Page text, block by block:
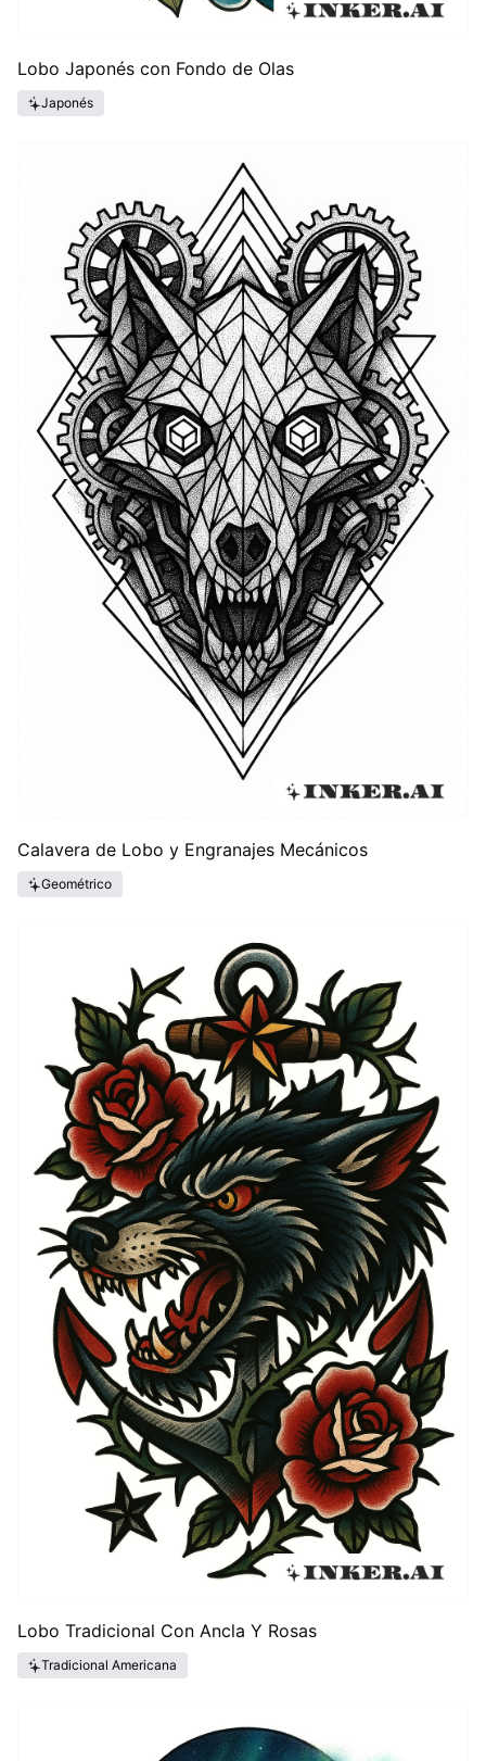
Lobo Japonés con Fondo de Olas
Japonés
Calavera de Lobo y Engranajes Mecánicos
Geométrico
Lobo Tradicional Con Ancla Y Rosas
Tradicional Americana